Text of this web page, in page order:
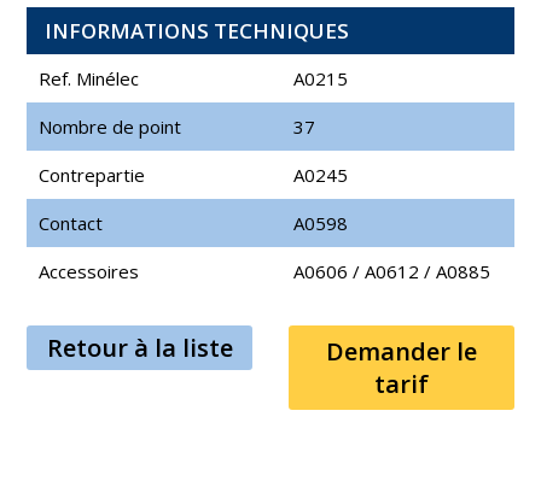
INFORMATIONS TECHNIQUES
Ref. Minélec
A0215
Nombre de point
37
Contrepartie
A0245
Contact
A0598
Accessoires
A0606/A0612/A0885
Retour à la liste
Demander le
tarif